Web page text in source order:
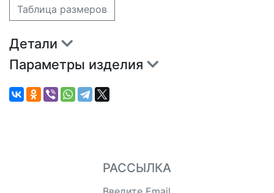
Таблица размеров
Детали
Параметры изделия
РАССЫЛКА